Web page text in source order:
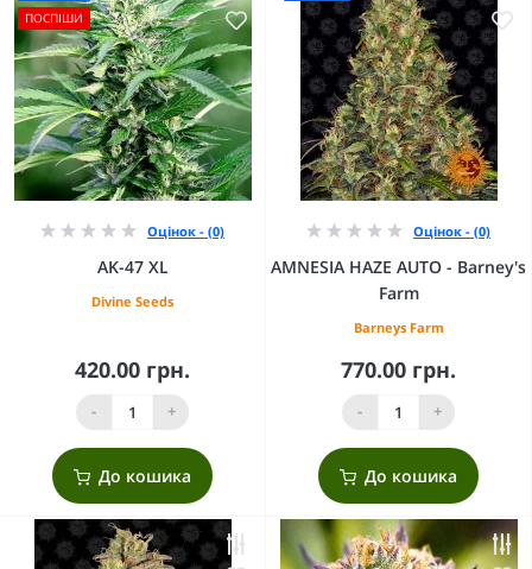
ПОСПІШИ
Оцінок - (0)
AK-47 XL
Divine Seeds
420.00 грн.
- +
До кошика
Оцінок - (0)
AMNESIA HAZE AUTO - Barney's
Farm
Barneys Farm
770.00 грн.
- +
До кошика